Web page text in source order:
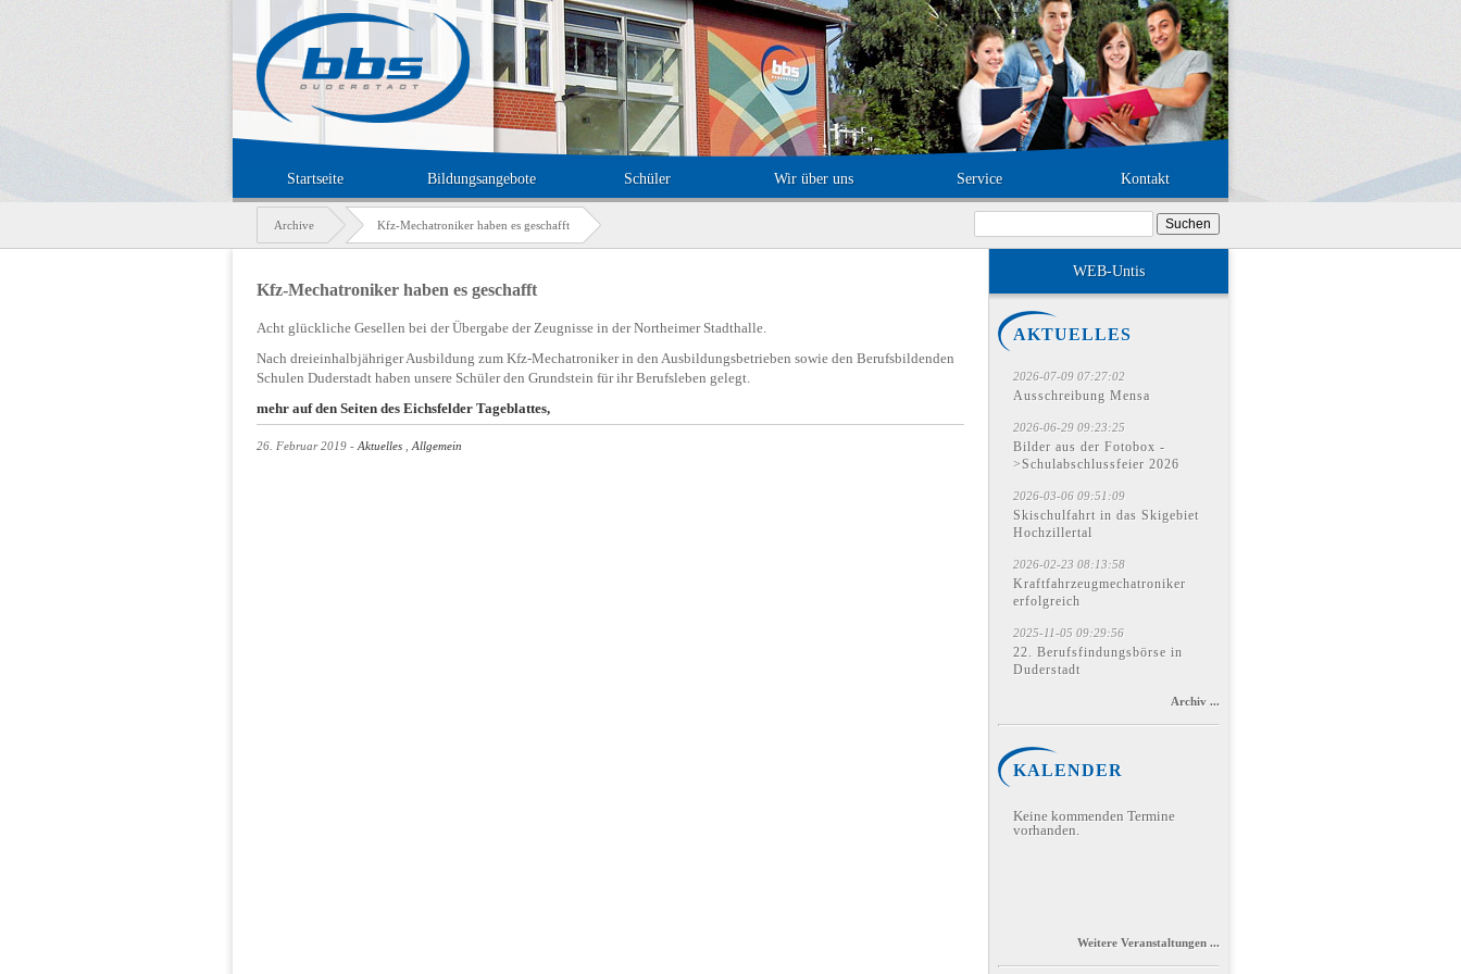
Startseite Bildungsangebote Schüler Wir über uns Service Kontakt
Archive Kfz-Mechatroniker haben es geschafft
Suchen
Kfz-Mechatroniker haben es geschafft
Acht glückliche Gesellen bei der Übergabe der Zeugnisse in der Northeimer Stadthalle.
Nach dreieinhalbjähriger Ausbildung zum Kfz-Mechatroniker in den Ausbildungsbetrieben sowie den Berufsbildenden
Schulen Duderstadt haben unsere Schüler den Grundstein für ihr Berufsleben gelegt.
mehr auf den Seiten des Eichsfelder Tageblattes,
26. Februar 2019 Aktuelles Allgemein
WEB-Untis
AKTUELLES
2026-07-09 07:27:02
Ausschreibung Mensa
2026-06-29 09:23:25
Bilder aus der Fotobox -
>Schulabschlussfeier 2026
2026-03-06 09:51:09
Skischulfahrt in das Skigebiet
Hochzillertal
2026-02-23 08:13:58
Kraftfahrzeugmechatroniker
erfolgreich
2025-11-05 09:29:56
22. Berufsfindungsbörse in
Duderstadt
Archiv ...
KALENDER
Keine kommenden Termine
vorhanden.
Weitere Veranstaltungen ...